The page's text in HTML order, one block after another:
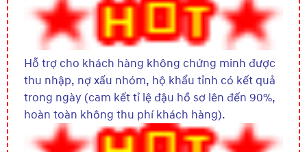
Hỗ trợ cho khách hàng không chứng minh được
thu nhập, nợ xấu nhóm, hộ khẩu tỉnh có kết quả
trong ngày (cam kết tỉ lệ đậu hồ sơ lên đến 90%,
hoàn toàn không thu phí khách hàng).